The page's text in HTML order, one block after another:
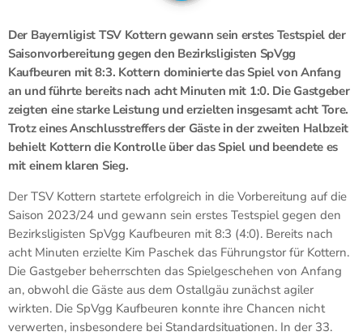
Der Bayernligist TSV Kottern gewann sein erstes Testspiel der
Saisonvorbereitung gegen den Bezirksligisten SpVgg
Kaufbeuren mit 8:3. Kottern dominierte das Spiel von Anfang
an und führte bereits nach acht Minuten mit 1:0. Die Gastgeber
zeigten eine starke Leistung und erzielten insgesamt acht Tore.
Trotz eines Anschlusstreffers der Gäste in der zweiten Halbzeit
behielt Kottern die Kontrolle über das Spiel und beendete es
mit einem klaren Sieg.
Der TSV Kottern startete erfolgreich in die Vorbereitung auf die
Saison 2023/24 und gewann sein erstes Testspiel gegen den
Bezirksligisten SpVgg Kaufbeuren mit 8:3 (4:0). Bereits nach
acht Minuten erzielte Kim Paschek das Führungstor für Kottern.
Die Gastgeber beherrschten das Spielgeschehen von Anfang
an, obwohl die Gäste aus dem Ostallgäu zunächst agiler
wirkten. Die SpVgg Kaufbeuren konnte ihre Chancen nicht
verwerten, insbesondere bei Standardsituationen. In der 33.